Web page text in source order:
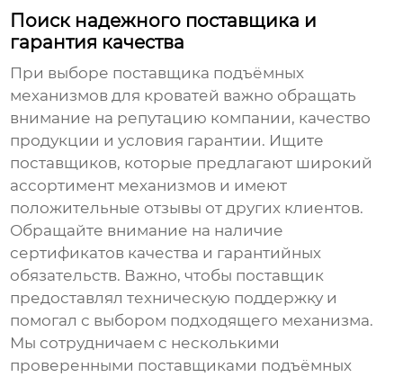
Поиск надежного поставщика и
гарантия качества
При выборе поставщика подъёмных
механизмов для кроватей важно обращать
внимание на репутацию компании, качество
продукции и условия гарантии. Ищите
поставщиков, которые предлагают широкий
ассортимент механизмов и имеют
положительные отзывы от других клиентов.
Обращайте внимание на наличие
сертификатов качества и гарантийных
обязательств. Важно, чтобы поставщик
предоставлял техническую поддержку и
помогал с выбором подходящего механизма.
Мы сотрудничаем с несколькими
проверенными поставщиками подъёмных